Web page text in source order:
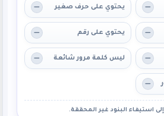
يحتوي على حرف صغير
يحتوي على رقم
ليس كلمة مرور شائعة
استيفاء البنود غير المحققة.